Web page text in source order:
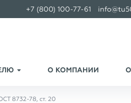
+7 (800) 100-77-61
О КОМПАНИИ
8732-78, ст. 20